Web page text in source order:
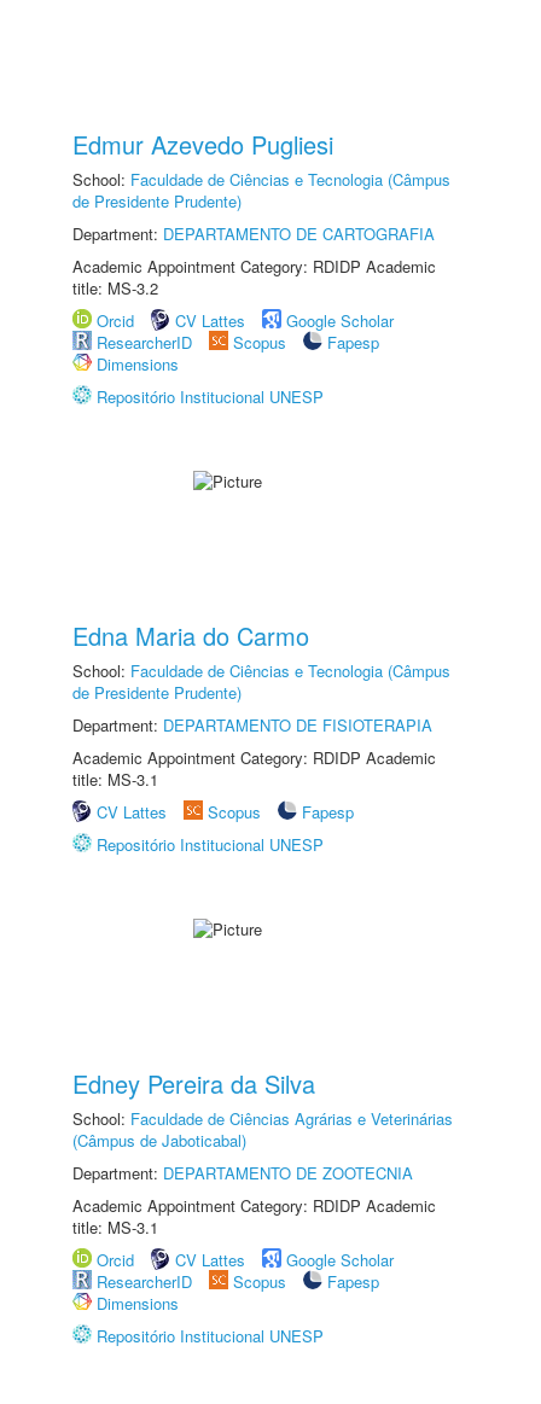
Edmur Azevedo Pugliesi
School: Faculdade de Ciências e Tecnologia (Câmpus
de Presidente Prudente)
Department: DEPARTAMENTO DE CARTOGRAFIA
Academic Appointment Category: RDIDP Academic
title: MS-3.2
Orcid
CV Lattes
Google Scholar
ResearcherID
Scopus
Fapesp
Dimensions
Repositório Institucional UNESP
Edna Maria do Carmo
School: Faculdade de Ciências e Tecnologia (Câmpus
de Presidente Prudente)
Department: DEPARTAMENTO DE FISIOTERAPIA
Academic Appointment Category: RDIDP Academic
title: MS-3.1
CV Lattes
Scopus
Fapesp
Repositório Institucional UNESP
Edney Pereira da Silva
School: Faculdade de Ciências Agrárias e Veterinárias
(Câmpus de Jaboticabal)
Department: DEPARTAMENTO DE ZOOTECNIA
Academic Appointment Category: RDIDP Academic
title: MS-3.1
Orcid
CV Lattes
Google Scholar
ResearcherID
Scopus
Fapesp
Dimensions
Repositório Institucional UNESP